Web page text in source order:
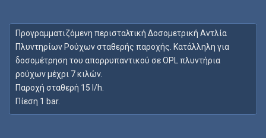
Προγραμματιζόμενη περισταλτική Δοσομετρική Αντλία
Πλυντηρίων Ρούχων σταθερής παροχής. Κατάλληλη για
δοσομέτρηση του απορρυπαντικού σε OPL πλυντήρια
ρούχων μέχρι 7 κιλών.
Παροχή σταθερή 15 l/h.
Πίεση 1 bar.